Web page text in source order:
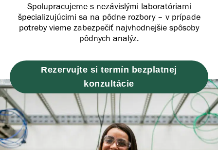
Spolupracujeme s nezávislými laboratóriami
špecializujúcimi sa na pôdne rozbory – v prípade
potreby vieme zabezpečiť najvhodnejšie spôsoby
pôdnych analýz.
Rezervujte si termín bezplatnej
konzultácie